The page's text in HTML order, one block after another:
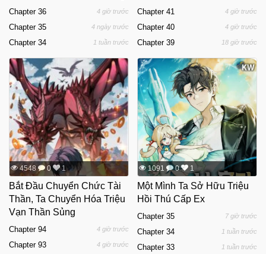
Chapter 36 4 giờ trước
Chapter 35 4 ngày trước
Chapter 34 1 tuần trước
Chapter 41 4 giờ trước
Chapter 40 4 giờ trước
Chapter 39 18 giờ trước
4548 0 1
Bắt Đầu Chuyển Chức Tài
Thần, Ta Chuyển Hóa Triệu
Vạn Thần Sủng
Chapter 94 4 giờ trước
Chapter 93 4 giờ trước
1091 0 1
Một Mình Ta Sở Hữu Triệu
Hồi Thú Cấp Ex
Chapter 35 7 giờ trước
Chapter 34 1 tuần trước
Chapter 33 1 tuần trước